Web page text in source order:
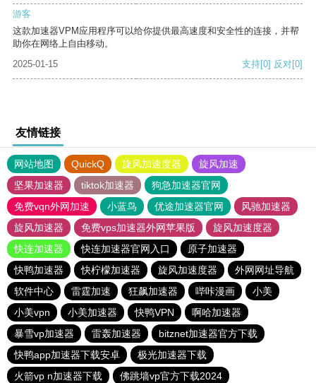
游客
这款加速器VPM应用程序可以给你提供最高速度和安全性的连接，并帮
助你在网络上自由移动。
2025-01-15
支持[0] 反对[0]
友情链接
网站地图 QuickQ 旋风加速度器
旋风加速
坚果加速器
tiktok加速器
狗急加速器官网
免费vqn外网加速
小蓝鸟 优途加速器官网
风驰加速器
旋风加速器
免费vps加速器外网苹果版
旋风加速度器
快连加速器
快连加速器官网入口
原子加速器
快鸭加速器
快柠檬加速器 旋风加速度器
外网网址导航
软件中心
雷霆加速 狂飙加速器 哔咔漫画
小美
小美vpn
小美加速器 快鸭VPN
啊哈加速器
暴雪vp加速器
雷轰加速器
bitznet加速器官方下载
快鸭app加速器下载安卓
极光加速器下载
火箭vp n加速器下载
佛跳墙vp官方下载2024